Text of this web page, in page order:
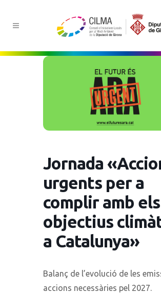
Jornada
urgents per a
complir amb els
objectius
a Catalunya»
Balanç de l’evolució de les
accions necessàries pel 2027.